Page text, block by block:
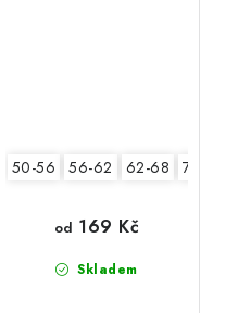
50-56 56-62 62-68 74-80
Skladem
od 169 Kč